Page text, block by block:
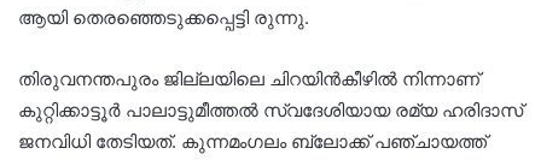
ആയി തെരഞ്ഞെടുക്കപ്പെട്ടി രുന്നു.
തിരുവനന്തപുരം ജില്ലയിലെ ചിറയിൻകീഴിൽ നിന്നാണ്
കുറ്റിക്കാട്ടൂർ പാലാട്ടുമീത്തൽ സ്വദേശിയായ രമ്യ ഹരിദാസ്
ജനവിധി തേടിയത്. കുന്നമംഗലം ബ്ലോക്ക് പഞ്ചായത്ത്